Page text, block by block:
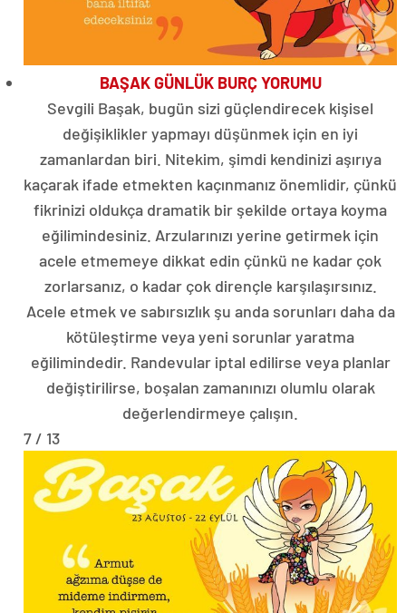
BAŞAK GÜNLÜK BURÇ YORUMU
Sevgili Başak, bugün sizi güçlendirecek kişisel
değişiklikler yapmayı düşünmek için en iyi
zamanlardan biri. Nitekim, şimdi kendinizi aşırıya
kaçarak ifade etmekten kaçınmanız önemlidir, çünkü
fikrinizi oldukça dramatik bir şekilde ortaya koyma
eğilimindesiniz. Arzularınızı yerine getirmek için
acele etmemeye dikkat edin çünkü ne kadar çok
zorlarsanız, o kadar çok dirençle karşılaşırsınız.
Acele etmek ve sabırsızlık şu anda sorunları daha da
kötüleştirme veya yeni sorunlar yaratma
eğilimindedir. Randevular iptal edilirse veya planlar
değiştirilirse, boşalan zamanınızı olumlu olarak
değerlendirmeye çalışın.
7 / 13